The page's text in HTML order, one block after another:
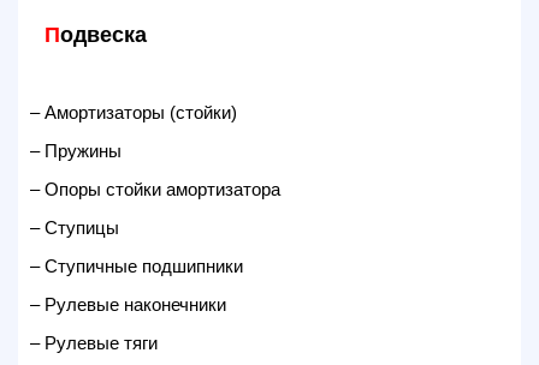
Подвеска
– Амортизаторы (стойки)
– Пружины
– Опоры стойки амортизатора
– Ступицы
– Ступичные подшипники
– Рулевые наконечники
– Рулевые тяги